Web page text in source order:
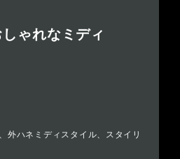
ゃれなミディ
外ハネミディスタイル、スタイリ